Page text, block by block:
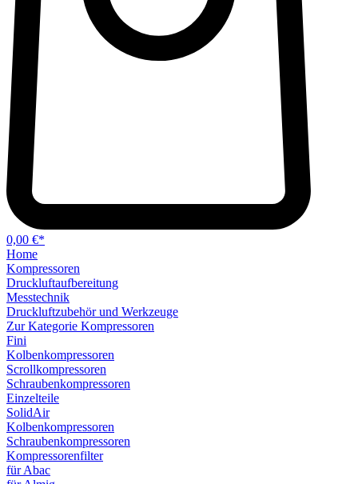
0,00 €*
Home
Kompressoren
Druckluftaufbereitung
Messtechnik
Druckluftzubehör und Werkzeuge
Zur Kategorie Kompressoren
Fini
Kolbenkompressoren
Scrollkompressoren
Schraubenkompressoren
Einzelteile
SolidAir
Kolbenkompressoren
Schraubenkompressoren
Kompressorenfilter
für Abac